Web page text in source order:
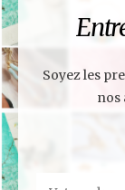
Soyez les
nos